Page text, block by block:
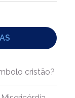
cristão?